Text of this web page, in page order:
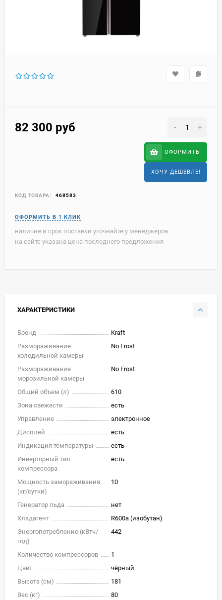
82 300 руб - +
ОФОРМИТЬ
ХОЧУ ДЕШЕВЛЕ!
КОД ТОВАРА: 468583
наличие и срок поставки уточняйте у менеджеров
на сайте указана цена последнего предложения
ХАРАКТЕРИСТИКИ
Бренд
Kraft
Размораживание
холодильной камеры
No Frost
Размораживание
морозильной камеры
No Frost
Общий объем (л)
610
Зона свежести
есть
Управление
электронное
Дисплей
есть
Индикация температуры
есть
Инверторный тип
компрессора
есть
Мощность замораживания
(кг/cутки)
10
Генератор льда
нет
Хладагент
R600a (изобутан)
Энергопотребление (кВтч/
год)
442
Количество компрессоров
1
Цвет
чёрный
Высота (см)
181
Вес (кг)
80